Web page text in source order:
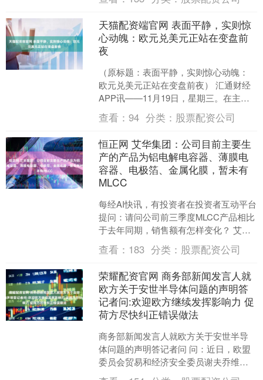
天猫配资端官网 表面平静，实则惊
心动魄：欧元兑美元正站在变盘前
夜
（原标题：表面平静，实则惊心动魄：
欧元兑美元正站在变盘前夜） 汇通财经
APP讯——11月19日，星期三。在主要
经济体即将迎来一系列关键数据与央行
信息披露的背景下....
查看：94 分类： 股票配资公司
恒正网 艾华集团：公司目前主要生
产的产品为铝电解电容器、薄膜电
容器、电极箔、金属化膜，暂未有
MLCC
每经AI快讯，有投资者在投资者互动平台
提问：请问公司前三季度MLCC产品相比
于去年同期，销售额有怎样变化？ 艾华
集团（603989.SH）11月14日在投资者
互....
查看： 183 分类： 股票配资公司
荣耀配资官网 商务部新闻发言人就
欧方关于安世半导体问题的声明答
记者问:欢迎欧方继续发挥影响力 促
荷方尽快纠正错误做法
商务部新闻发言人就欧方关于安世半导
体问题的声明答记者问 问：近日，欧盟
委员会贸易和经济安全委员谢夫乔维奇
在个人社交媒体账户发布关于安世半导